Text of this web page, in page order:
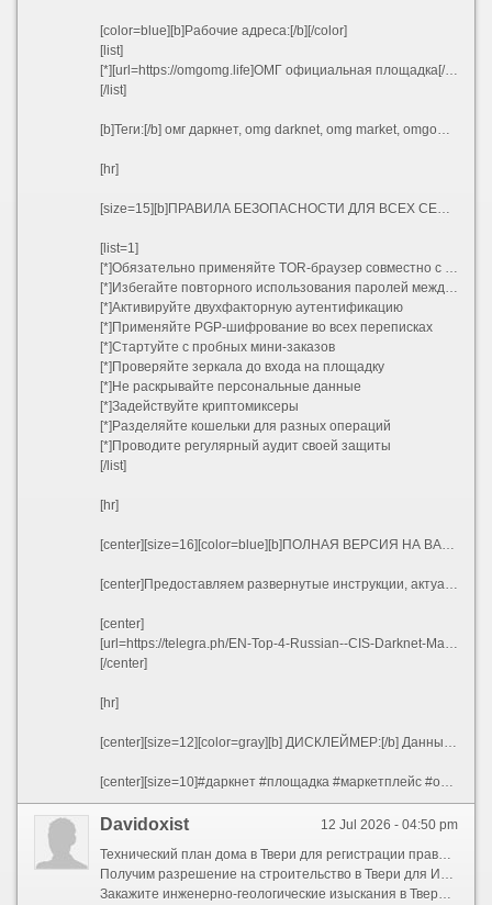
[color=blue][b]Рабочие адреса:[/b][/color]
[list]
[*][url=https://omgomg.life]ОМГ официальная площадка[/url]
[/list]
[b]Теги:[/b] омг даркнет, omg darknet, omg market, omgomg, omg onion, omg tor, omg official, omg marketplace, omgomg ссылка, omgomg market, omgomg нарко, omgomg официальная, omgomg рабочая ссылка, omgomg маркет, сайт omgomg, omgomg зеркало, omgomg ton
[hr]
[size=15][b]ПРАВИЛА БЕЗОПАСНОСТИ ДЛЯ ВСЕХ СЕРВИСОВ[/b][/size]
[list=1]
[*]Обязательно применяйте TOR-браузер совместно с VPN
[*]Избегайте повторного использования паролей между сайтами
[*]Активируйте двухфакторную аутентификацию
[*]Применяйте PGP-шифрование во всех переписках
[*]Стартуйте с пробных мини-заказов
[*]Проверяйте зеркала до входа на площадку
[*]Не раскрывайте персональные данные
[*]Задействуйте криптомиксеры
[*]Разделяйте кошельки для разных операций
[*]Проводите регулярный аудит своей защиты
[/list]
[hr]
[center][size=16][color=blue][b]ПОЛНАЯ ВЕРСИЯ НА ВАШЕМ ЯЗЫКЕ[/b][/color][/size][/center]
[center]Предоставляем развернутые инструкции, актуальные адреса, предупреждения о рисках и специальные предложения на различных языках:[/center]
[center]
[url=https://telegra.ph/EN-Top-4-Russian--CIS-Darknet-Marketplaces-2026---Kraken-BlackSprut-Mega-OMG-Reviewr-03-07][b]English Version[/b][/url] | [url=https://telegra.ph/RU-TOP-4-Russkoyazychnye-Darknet-Ploshchadki-2026---Obzor-Kraken-BlackSprut-Mega-OMG-03-07][b]Русский[/b][/url] | [url=https://telegra.ph/UA-TOP-4-Ros%D1%96jskomovn%D1%96-Darknet-Ploshchadki-2026---Oglyad-Kraken-BlackSprut-Mega-OMG-03-07][b]Українська[/b][/url] | [url=https://telegra.ph/AZ-TOP-4-Rus-Dilli-Darknet-Bazarlar%C4%B1-2026---Kraken-BlackSprut-Mega-OMG-%C4%B0cmal%C4%B1-03-07][b]Azərbaycan[/b][/url] | [url=https://telegra.ph/BE-TOP-4-Ruskamo%D1%9Enyya-Darknet-Plyaco%D1%9Ek%D1%96-2026---Aglyad-Kraken-BlackSprut-Mega-OMG-03-07][b]Беларуская[/b][/url] | [url=https://telegra.ph/KY-TOP-4-Oruscha-Darknet-Platformalary-2026---Kraken-BlackSprut-Mega-OMG-Serep-03-07][b]Кыргызча[/b][/url] | [url=https://telegra.ph/UZ-TOP-4-Rus-Tili-Darknet-Bozorlari-2026---Kraken-BlackSprut-Mega-OMG-Sharhi-03-07][b]O\'zbek[/b][/url] | [url=https://telegra.ph/KK-TOP-4-Orys-T%D1%96ld%D1%96-Darknet-Ala%D2%A3dary-2026---Kraken-BlackSprut-Mega-OMG-SHoluy-03-07][b]Қазақ[/b][/url]
[/center]
[hr]
[center][size=12][color=gray][b] ДИСКЛЕЙМЕР:[/b] Данный материал создан исключительно в образовательных и ознакомительных целях. Соблюдайте законодательство вашего региона.[/color][/size][/center]
[center][size=10]#даркнет #площадка #маркетплейс #обзор #кракен #блэкспрут #мега #омг #крипта #безопасность #конфиденциальность #тор #онион #дарквеб[/size][/center]
12 Jul 2026 - 04:50 pm
Davidoxist
Технический план дома в Твери для регистрации права составим за 3 дня. Учтем газовое отопление без предоплаты.
Получим разрешение на строительство в Твери для ИЖС. Учтем красные линии. Срок без отказа.
Закажите инженерно-геологические изыскания в Твери до заливки свай. Бурение до 10 м. Отчет в электронном виде.